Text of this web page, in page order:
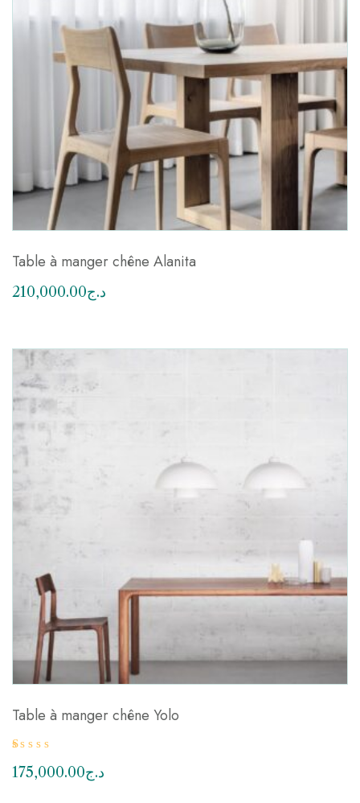
Table à manger chêne Alanita
د.ج210,000.00
Table à manger chêne Yolo
ot
د.ج175,000.00